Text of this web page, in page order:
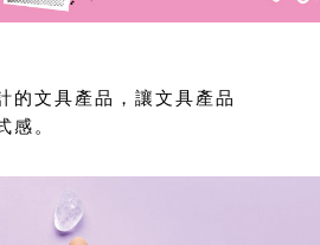
的文具產品，讓文具產品
感。